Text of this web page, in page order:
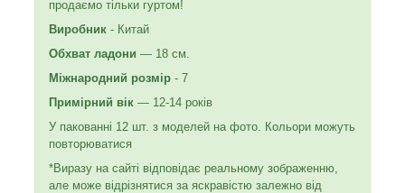
продаємо тільки гуртом!
Виробник - Китай
Обхват ладони — 18 см.
Міжнародний розмір - 7
Примірний вік — 12-14 років
У пакованні 12 шт. з моделей на фото. Кольори можуть
повторюватися
*Виразу на сайті відповідає реальному зображенню,
але може відрізнятися за яскравістю залежно від